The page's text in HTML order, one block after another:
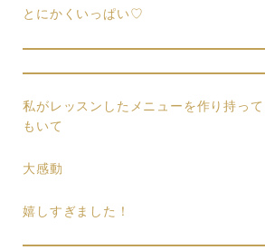
とにかくいっぱい♡
私がレッスンしたメニューを作り持っ
もいて
大感動
嬉しすぎました！